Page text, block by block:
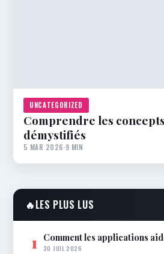
UNCATEGORIZED
Comprendre les
démystifiés
5 MAR 2026·9 MIN
🔥LES PLUS LUS
1 Comment les applications
30 JUIL 2026